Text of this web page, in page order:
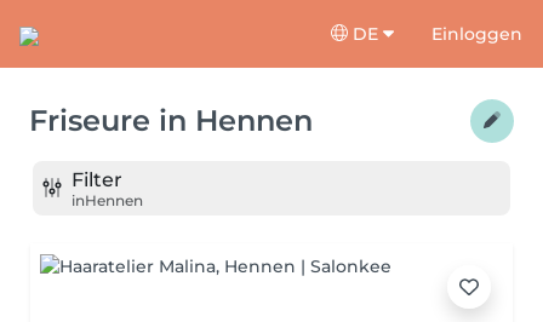
DE Einloggen
Friseure in Hennen
Filter
inHennen